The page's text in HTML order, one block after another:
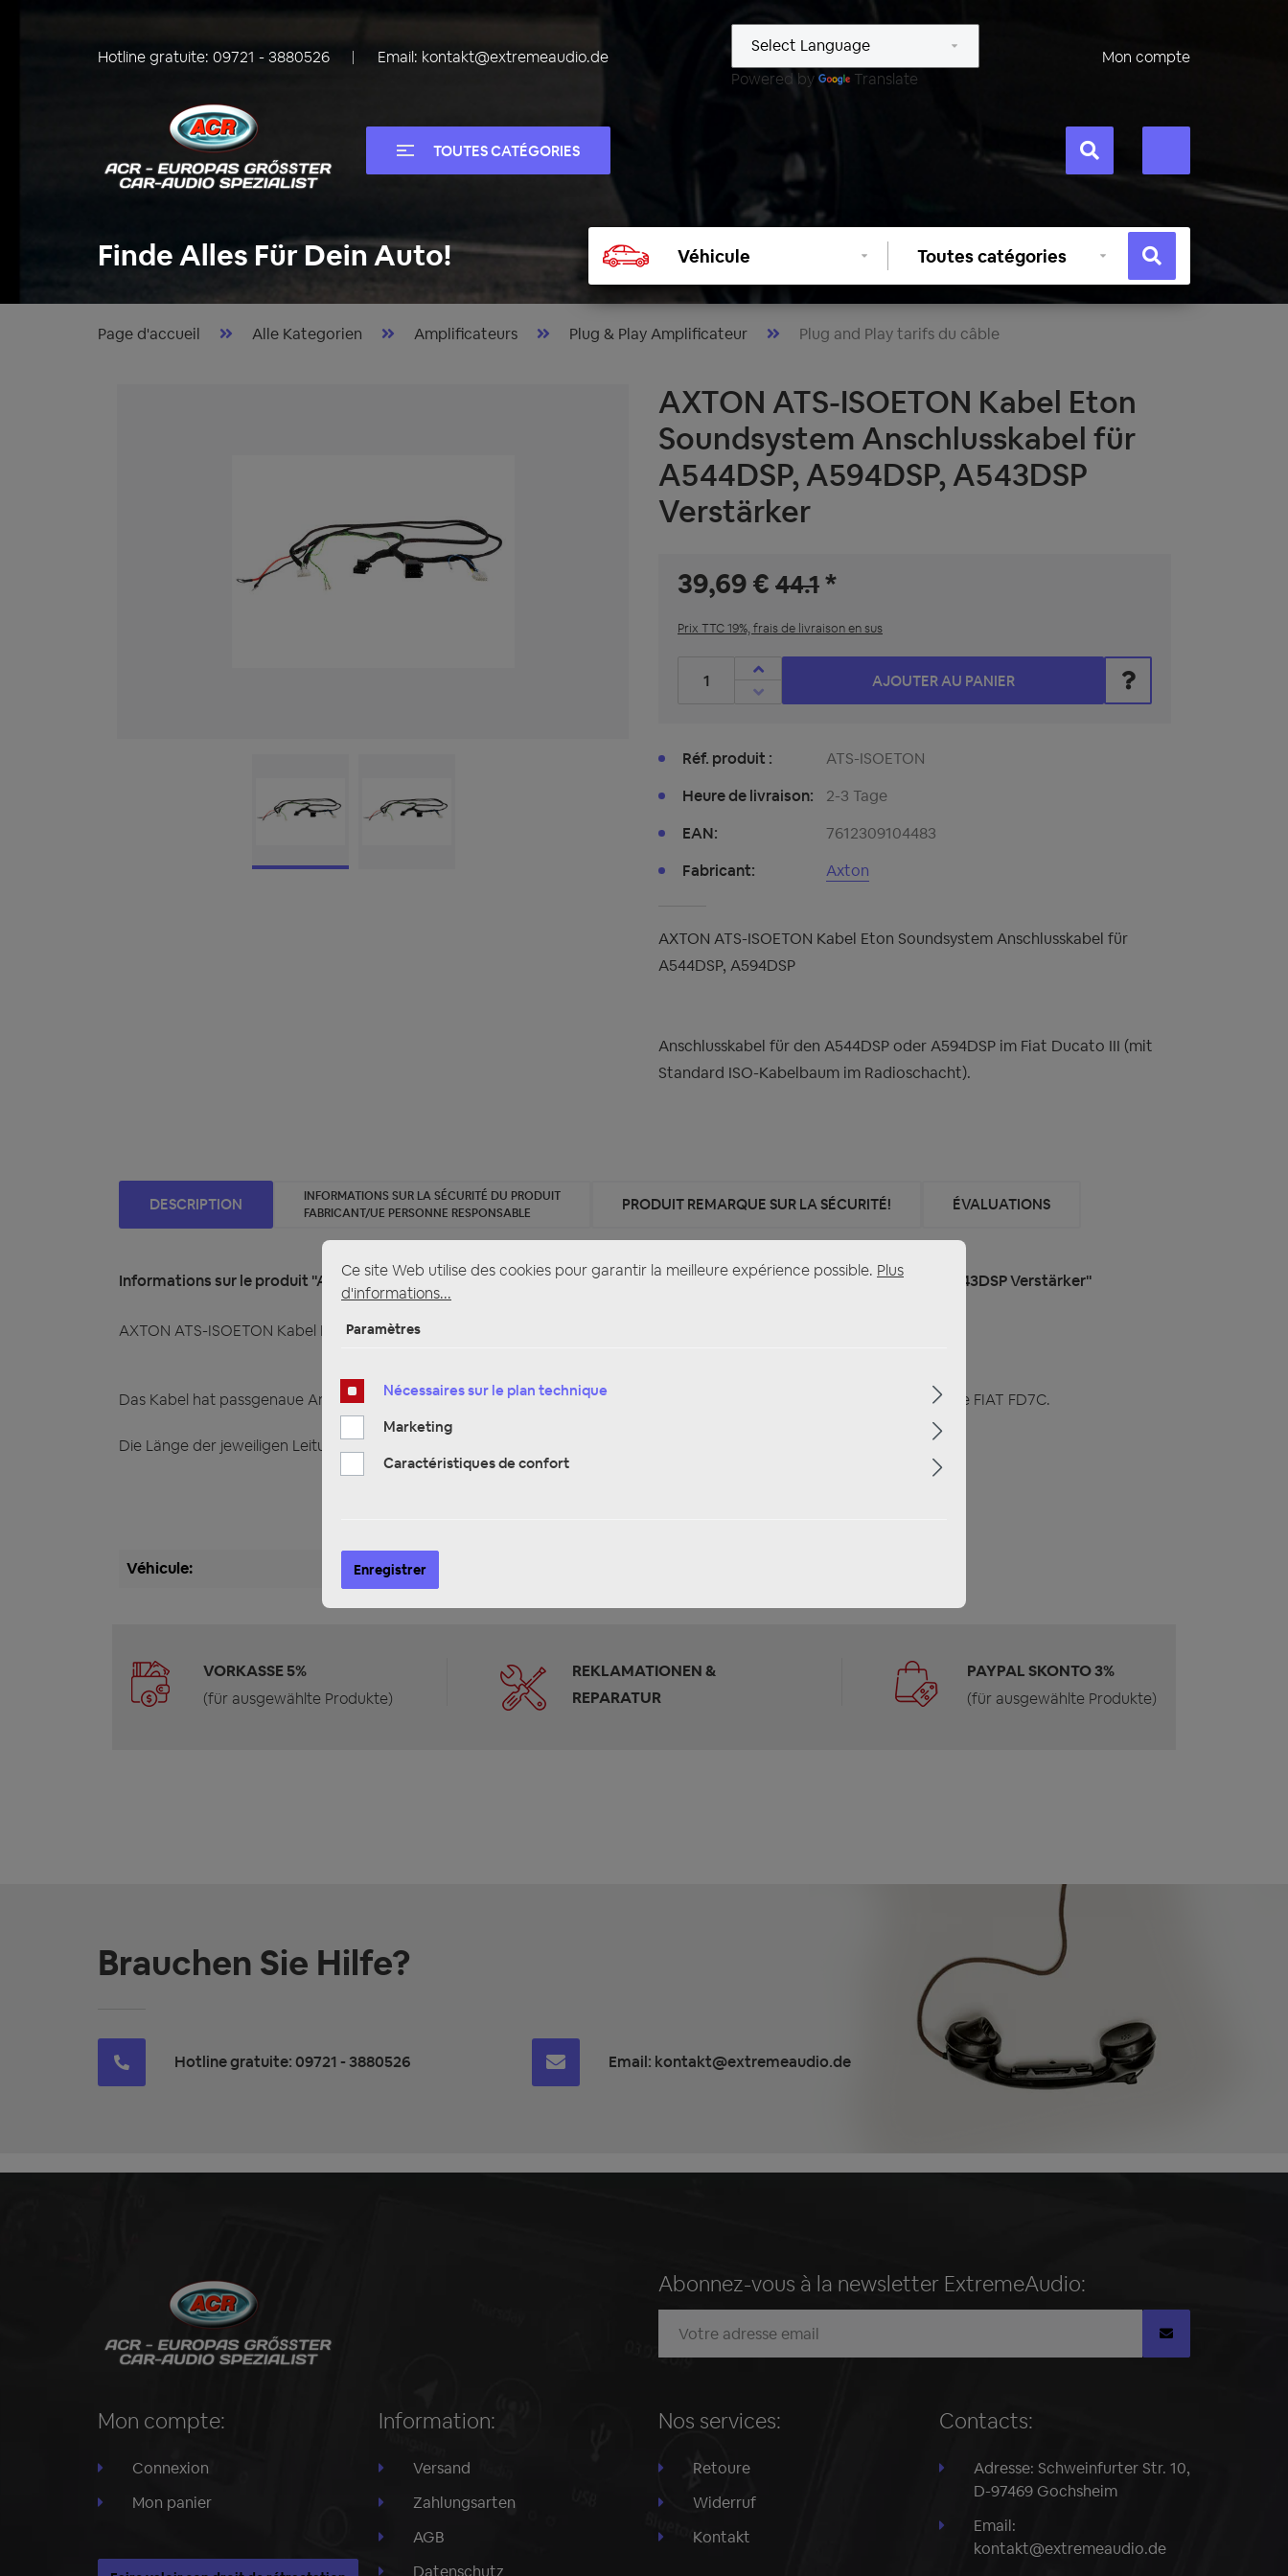
Hotline gratuite: 09721 - 3880526 Email: kontakt@extremeaudio.de
Powered by
Translate
Mon compte
TOUTES CATÉGORIES
Finde Alles Für Dein Auto!
un
véhicule
Sélectionner
catégorie
Page d'accueil Alle Kategorien Amplificateurs Plug & Play Amplificateur Plug and Play tarifs du câble
AXTON ATS-ISOETON Kabel Eton
Soundsystem Anschlusskabel für
A544DSP, A594DSP, A543DSP
Verstärker
39,69 € 44.1*
Prix TTC 19%, frais de livraison en sus
Nombre de produits : entrez la valeur souhaitée ou utilisez les boutons pour augmenter
AJOUTER AU PANIER
Réf. produit :
ATS-ISOETON
Heure de livraison:
2-3 Tage
EAN:
7612309104483
Fabricant:
Axton
AXTON ATS-ISOETON Kabel Eton Soundsystem Anschlusskabel für
A544DSP, A594DSP
Anschlusskabel für den A544DSP oder A594DSP im Fiat Ducato III (mit
Standard ISO-Kabelbaum im Radioschacht).
DESCRIPTION
INFORMATIONS SUR LA SÉCURITÉ DU PRODUIT
FABRICANT/UE PERSONNE RESPONSABLE
PRODUIT REMARQUE SUR LA SÉCURITÉ! ÉVALUATIONS
Informations sur le produit "AXTON ATS-ISOETON Kabel Eton Soundsystem Anschlusskabel für A544DSP, A594DSP, A543DSP Verstärker"
AXTON ATS-ISOETON Kabel Eton Soundsystem Anschlusskabel für A544DSP, A594DSP
Das Kabel hat passgenaue Anschlüsse für den Subwoofer ETON Upgrade SUB 6A und den Center Speaker ETON Upgrade FIAT FD7C.
Die Länge der jeweiligen Leitungen sind abgestimmt auf die vorgesehenen Einbauplätze.
Véhicule:
VORKASSE 5%
(für ausgewählte Produkte)
REKLAMATIONEN &
REPARATUR
PAYPAL SKONTO 3%
(für ausgewählte Produkte)
Brauchen Sie Hilfe?
Hotline gratuite: 09721 - 3880526 Email: kontakt@extremeaudio.de
Abonnez-vous à la newsletter ExtremeAudio:
Mon compte:
Connexion
Mon panier
Information:
Versand
Zahlungsarten
AGB
Datenschutz
Nos services:
Retoure
Widerruf
Kontakt
Contacts:
Adresse: Schweinfurter Str. 10,
D-97469 Gochsheim
Email:
kontakt@extremeaudio.de
Ce site Web utilise des cookies pour garantir la meilleure expérience possible. Plus
d'informations...
Paramètres
Nécessaires sur le plan technique
Marketing
Caractéristiques de confort
Enregistrer